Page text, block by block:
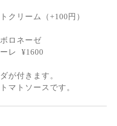
クリーム（+100 円）
ロネーゼ
レ
¥1600
が付きます。
マトソースです。